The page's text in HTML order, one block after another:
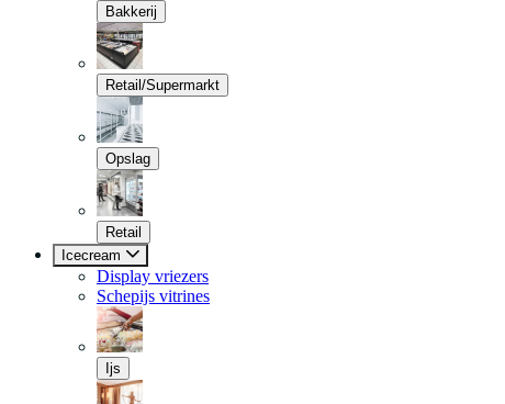
Bakkerij
Retail/Supermarkt
Opslag
Retail
Icecream
Display vriezers
Schepijs vitrines
Ijs